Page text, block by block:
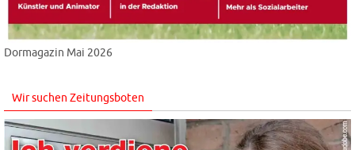
Dormagazin Mai 2026
Wir suchen Zeitungsboten